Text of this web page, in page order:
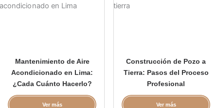
Mantenimiento de Aire
Acondicionado en Lima:
¿Cada Cuánto Hacerlo?
Ver más
Construcción de Pozo a
Tierra: Pasos del Proceso
Profesional
Ver más